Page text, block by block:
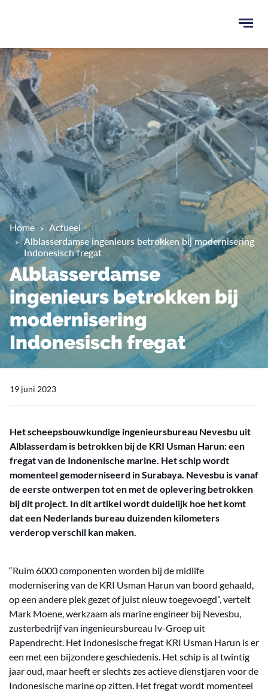
menu
Home
Actueel
Alblasserdamse ingenieurs betrokken bij modernisering
Indonesisch fregat
Alblasserdamse
ingenieurs betrokken bij
modernisering
Indonesisch fregat
19 juni 2023
Het scheepsbouwkundige ingenieursbureau Nevesbu uit
Alblasserdam is betrokken bij de KRI Usman Harun: een
fregat van de Indonenische marine. Het schip wordt
momenteel gemoderniseerd in Surabaya. Nevesbu is vanaf
de eerste ontwerpen tot en met de oplevering betrokken
bij dit project. In dit artikel wordt duidelijk hoe het komt
dat een Nederlands bureau duizenden kilometers
verderop verschil kan maken.
“Ruim 6000 componenten worden bij de midlife
modernisering van de KRI Usman Harun van boord gehaald,
op een andere plek gezet of juist nieuw toegevoegd”, vertelt
Mark Moene, werkzaam als marine engineer bij Nevesbu,
zusterbedrijf van ingenieursbureau Iv-Groep uit
Papendrecht. Het Indonesische fregat KRI Usman Harun is er
een met een bijzondere geschiedenis. Het schip is al twintig
jaar oud, maar heeft er slechts zes actieve dienstjaren voor de
Indonesische marine op zitten. Het fregat wordt momenteel